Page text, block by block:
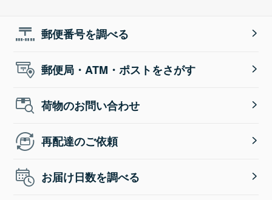
郵便番号を調べる
郵便局・ATM・ポストをさがす
荷物のお問い合わせ
再配達のご依頼
お届け日数を調べる